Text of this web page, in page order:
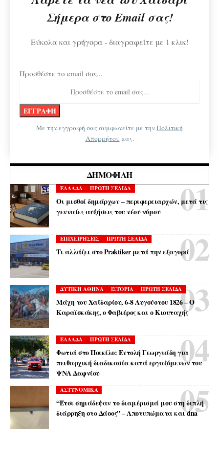
Σήμερα στο Email σας!
Εύκολα και γρήγορα - διαγραφείτε με 1 κλικ!
Προσθέστε το email σας...
Με την εγγραφή σας συμφωνείτε με τηνΠολιτική
Απορρήτου μας.
ΔΗΜΟΦΙΛΉ
ΕΛΛΑΔΑ ΠΡΩΤΗ ΣΕΛΙΔΑ
Οι μισθοί δημάρχων – περιφερειαρχών, μετά τις
γενναίες αυξήσεις του νέου νόμου
ΕΠΙΧΕΙΡΗΣΕΙΣ ΠΡΩΤΗ ΣΕΛΙΔΑ
Τι αλλάζει στο Praktiker μετά την εξαγορά
ΔΥΤΙΚΗ ΑΘΗΝΑ ΙΣΤΟΡΙΑ ΠΡΩΤΗ ΣΕΛΙΔΑ
Μάχη του Χαϊδαρίου, 6-8 Αυγούστου 1826 – Ο
Καραϊσκάκης, ο Φαβιέρος και ο Κιουταχής
ΕΛΛΑΔΑ ΠΡΩΤΗ ΣΕΛΙΔΑ
Φωτιά στο Ποικίλο: Εντολή Γεωργιάδη για
πειθαρχική διαδικασία κατά εργαζόμενων του
ΨΝΑ Δαφνίου
ΑΣΤΥΝΟΜΙΚΑ
“Έτσι σημάδεψαν το διαμέρισμά μου στη διπλή
διάρρηξη στο Δάσος” – Αποτυπώματα και dna